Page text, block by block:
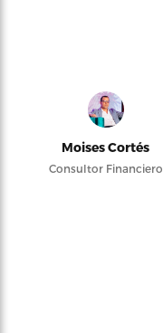
Moises Cortés
Consultor Financiero